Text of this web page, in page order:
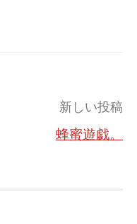
新しい投稿
蜂蜜遊戯。